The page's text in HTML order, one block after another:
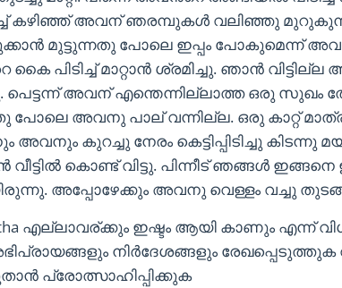
കഴിഞ്ഞ് അവന് ഞരമ്പുകൾ വലിഞ്ഞു
മുട്ടുന്നതു പോലെ ഇപ്പം പോകുമെന്ന്
പിടിച്ച് മാറ്റാൻ ശ്രമിച്ചു. ഞാൻ വിട്ടില്ല
പെട്ടന്ന് അവന് എന്തെന്നില്ലാത്ത ഒരു സുഖം
പോലെ അവനു പാല് വന്നില്ല. ഒരു കാറ്റ്
കുറച്ചു നേരം കെട്ടിപ്പിടിച്ചു കിടന്നു
കൊണ്ട് വിട്ടു. പിന്നീട് ഞങ്ങൾ ഇങ്ങനെ
അപ്പോഴേക്കും അവനു വെള്ളം വച്ചു
എല്ലാവര്ക്കും ഇഷ്ടം ആയി കാണും എന്ന്
നിർദേശങ്ങളും രേഖപ്പെടുത്തുക
പ്രോത്സാഹിപ്പിക്കുക